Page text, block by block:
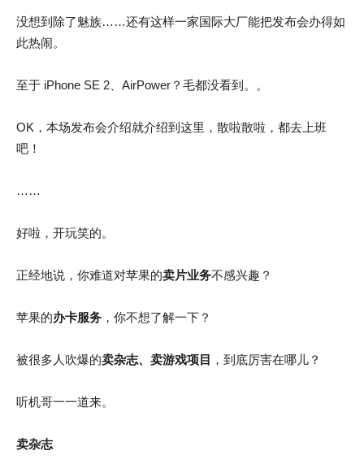
没想到除了魅族……还有这样一家国际大厂能把发布会办得如
此热闹。
至于 iPhone SE 2、AirPower？毛都没看到。。
OK，本场发布会介绍就介绍到这里，散啦散啦，都去上班
吧！
……
好啦，开玩笑的。
正经地说，你难道对苹果的卖片业务不感兴趣？
苹果的办卡服务 ，你不想了解一下？
被很多人吹爆的卖杂志、卖游戏项目 ，到底厉害在哪儿？
听机哥一一道来。
卖杂志